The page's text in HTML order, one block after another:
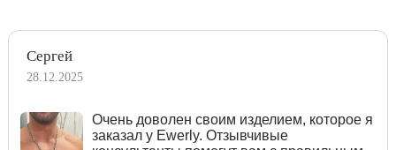
Сергей
28.12.2025
Очень доволен своим изделием, которое я
заказал у Ewerly. Отзывчивые